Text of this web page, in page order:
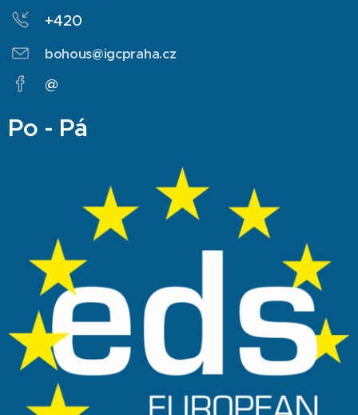
+420
bohous@igcpraha.cz
@
Po - Pá